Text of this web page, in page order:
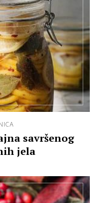
savršenog
jela